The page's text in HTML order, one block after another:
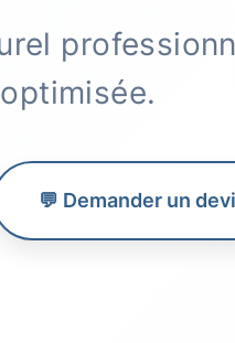
💬 Demander un